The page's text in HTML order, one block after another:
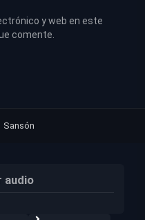
y web en este
comente.
Sansón
audio